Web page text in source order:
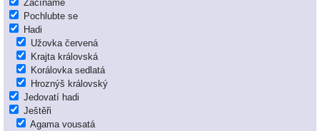
Začínáme
Pochlubte se
Hadi
Užovka červená
Krajta královská
Korálovka sedlatá
Hroznýš královský
Jedovatí hadi
Ještěři
Agama vousatá